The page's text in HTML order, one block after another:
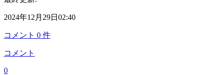
2024年12月29日02:40
コメント 0 件
コメント
0